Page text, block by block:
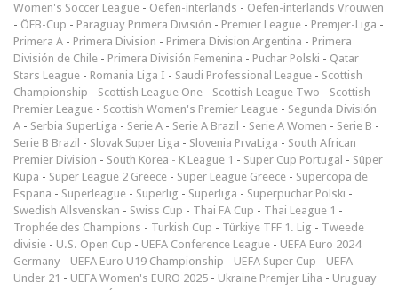
Women's Soccer League - Oefen-interlands - Oefen-interlands Vrouwen
- ÖFB-Cup - Paraguay Primera División - Premier League - Premjer-Liga -
Primera A - Primera Division - Primera Division Argentina - Primera
División de Chile - Primera División Femenina - Puchar Polski - Qatar
Stars League - Romania Liga I - Saudi Professional League - Scottish
Championship - Scottish League One - Scottish League Two - Scottish
Premier League - Scottish Women's Premier League - Segunda División
A - Serbia SuperLiga - Serie A - Serie A Brazil - Serie A Women - Serie B -
Serie B Brazil - Slovak Super Liga - Slovenia PrvaLiga - South African
Premier Division - South Korea - K League 1 - Super Cup Portugal - Süper
Kupa - Super League 2 Greece - Super League Greece - Supercopa de
Espana - Superleague - Superlig - Superliga - Superpuchar Polski -
Swedish Allsvenskan - Swiss Cup - Thai FA Cup - Thai League 1 -
Trophée des Champions - Turkish Cup - Türkiye TFF 1. Lig - Tweede
divisie - U.S. Open Cup - UEFA Conference League - UEFA Euro 2024
Germany - UEFA Euro U19 Championship - UEFA Super Cup - UEFA
Under 21 - UEFA Women's EURO 2025 - Ukraine Premjer Liha - Uruguay